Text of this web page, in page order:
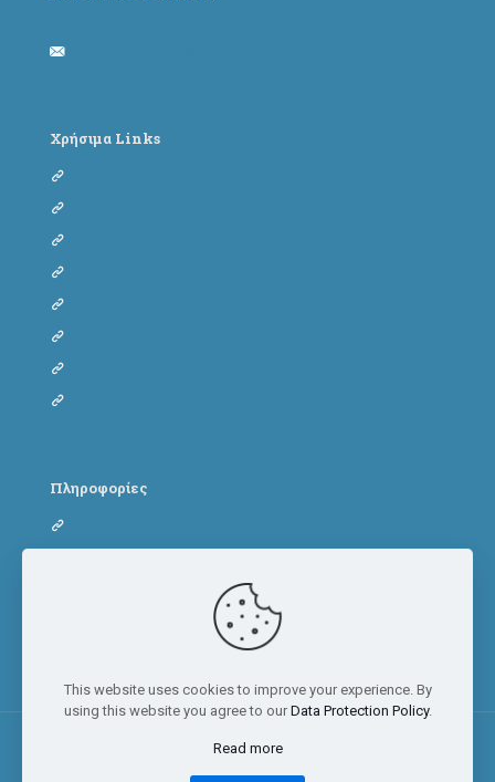
Χρήσιμα Links
Πληροφορίες
© 2023 Adopt a paw today | All Rights Reserved
This website uses cookies to improve your experience. By
using this website you agree to our Data Protection Policy.
Read more